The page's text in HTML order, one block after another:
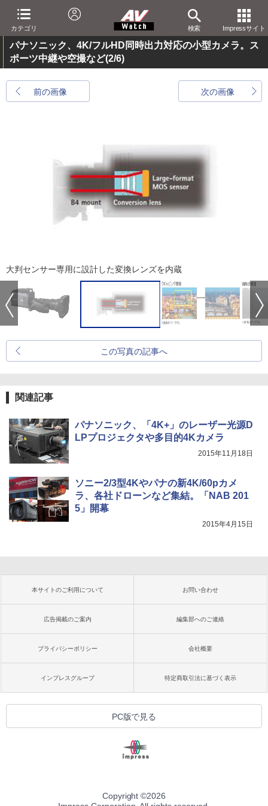
カテゴリ 検索 Impressサイト
パナソニック、4K/フルHD同時出力対応の小型カメラ。ス
ポーツ中継や空撮など(2/6)
前の画像 次の画像
大判センサー専用に設計した変換レンズを内蔵
この写真の記事へ
関連記事
パナソニック、「4K+」のレーザー光源D
LPプロジェクタや多目的4Kカメラ
2015年11月18日
ソニー2/3型4Kやパナの新4K/60pカメ
ラ、各社ドローンなど集結。「NAB 201
5」開幕
2015年4月15日
本サイトのご利用について お問い合わせ
広告掲載のご案内 編集部へのご連絡
プライバシーポリシー 会社概要
インプレスグループ 特定商取引法に基づく表示
PC版で見る
Copyright ©2026